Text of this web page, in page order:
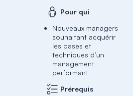
Pour qui
Nouveaux managers
souhaitant acquérir
les bases et
techniques d’un
management
performant
Prérequis